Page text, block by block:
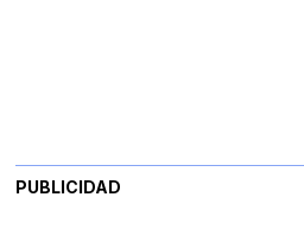
PUBLICIDAD